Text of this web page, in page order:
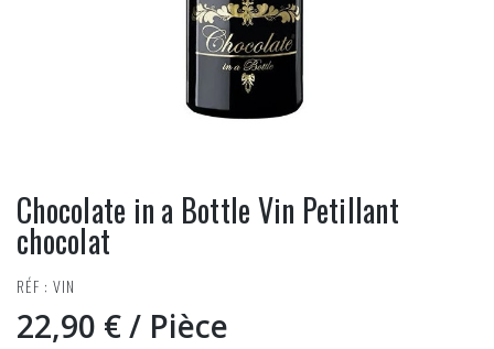
Chocolate in a Bottle Vin Petillant
chocolat
RÉF : VIN
22,90 €/ Pièce